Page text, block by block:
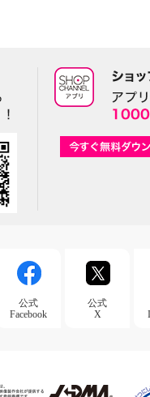
公式
Facebook
公式
X